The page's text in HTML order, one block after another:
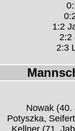
1:2
2:2
2:3
Nowak (40.
Potyszka,
Kellner (71.